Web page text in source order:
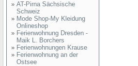
» AT-Pirna Sächsische
Schweiz
» Mode Shop-My Kleidung
Onlineshop
» Ferienwohnung Dresden -
Maik L. Borchers
» Ferienwohnungen Krause
» Ferienwohnung an der
Ostsee